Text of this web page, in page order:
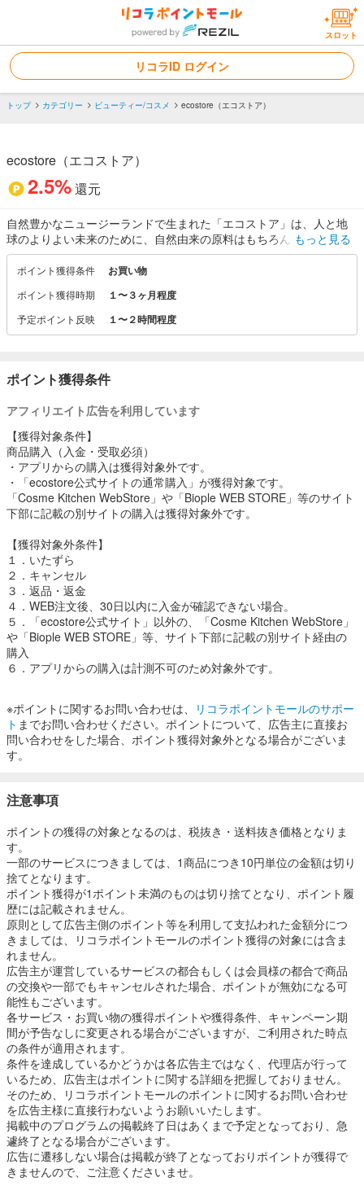
スロット
リコラID ログイン
トップ カテゴリー ビューティー/コスメ ecostore（エコストア）
ecostore（エコストア）
2.5%還元
自然豊かなニュージーランドで生まれた「エコストア」は、人と地
球のよりよい未来のために、自然由来の原料はもちろん、製造工程
や容器の素材、毎日の使い心地やデザインにまでこだわったアイテ
ムを展開。
まで豊富に取り揃えています。
・サステナブルブランド9年連続No.1
・自然由来の界面活性剤を使用
・合成香料・合成着色料不使用
・人にも地球にもやさしいエコストアのギフト
スキンケア 洗剤
もっと見る
ポイント獲得条件 お買い物
ポイント獲得時期 １〜３ヶ月程度
予定ポイント反映 １〜２時間程度
ポイント獲得条件
アフィリエイト広告を利用しています
【獲得対象条件】
商品購入（入金・受取必須）
・アプリからの購入は獲得対象外です。
・「ecostore公式サイトの通常購入」が獲得対象です。
「Cosme Kitchen WebStore」や「Biople WEB STORE」等のサイト
下部に記載の別サイトの購入は獲得対象外です。
【獲得対象外条件】
１．いたずら
２．キャンセル
３．返品・返金
４．WEB注文後、30日以内に入金が確認できない場合。
５．「ecostore公式サイト」以外の、「Cosme Kitchen WebStore」
や「Biople WEB STORE」等、サイト下部に記載の別サイト経由の
購入
６．アプリからの購入は計測不可のため対象外です。
※ポイントに関するお問い合わせは、
リコラポイントモールのサポー
ト までお問い合わせください。ポイントについて、広告主に直接お
問い合わせをした場合、ポイント獲得対象外となる場合がございま
す。
注意事項
ポイントの獲得の対象となるのは、税抜き・送料抜き価格となりま
す。
一部のサービスにつきましては、1商品につき10円単位の金額は切り
捨てとなります。
ポイント獲得が1ポイント未満のものは切り捨てとなり、ポイント履
歴には記載されません。
原則として広告主側のポイント等を利用して支払われた金額分につ
きましては、リコラポイントモールのポイント獲得の対象には含ま
れません。
広告主が運営しているサービスの都合もしくは会員様の都合で商品
の交換や一部でもキャンセルされた場合、ポイントが無効になる可
能性もございます。
各サービス・お買い物の獲得ポイントや獲得条件、キャンペーン期
間が予告なしに変更される場合がございますが、ご利用された時点
の条件が適用されます。
条件を達成しているかどうかは各広告主ではなく、代理店が行って
いるため、広告主はポイントに関する詳細を把握しておりません。
そのため、リコラポイントモールのポイントに関するお問い合わせ
を広告主様に直接行わないようお願いいたします。
掲載中のプログラムの掲載終了日はあくまで予定となっており、急
遽終了となる場合がございます。
広告に遷移しない場合は掲載が終了となっておりポイントが獲得で
きませんので、ご注意くださいませ。